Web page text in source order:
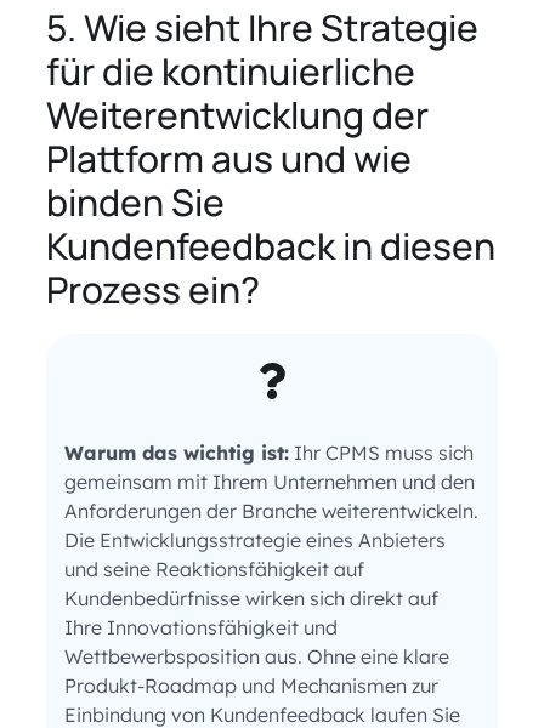
5. Wie sieht Ihre Strategie
für die kontinuierliche
Weiterentwicklung der
Plattform aus und wie
binden Sie
Kundenfeedback in diesen
Prozess ein?
Warum das wichtig ist: Ihr CPMS muss sich
gemeinsam mit Ihrem Unternehmen und den
Anforderungen der Branche weiterentwickeln.
Die Entwicklungsstrategie eines Anbieters
und seine Reaktionsfähigkeit auf
Kundenbedürfnisse wirken sich direkt auf
Ihre Innovationsfähigkeit und
Wettbewerbsposition aus. Ohne eine klare
Produkt-Roadmap und Mechanismen zur
Einbindung von Kundenfeedback laufen Sie